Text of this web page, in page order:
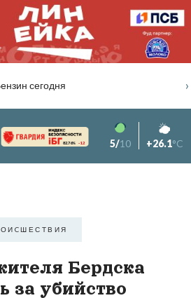
сегодня ›
82.76% -1.2 5/10 +26.1°C
Бердска
за убийство